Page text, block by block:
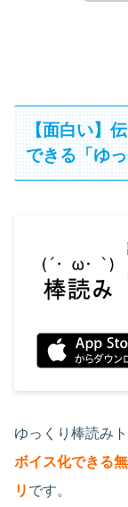
【面白い】
できる「ゆ
ゆっくり棒読みト
ボイス化できる
リ です。